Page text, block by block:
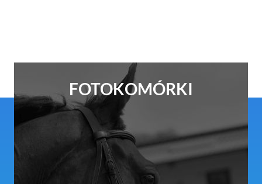
FOTOKOMÓRKI